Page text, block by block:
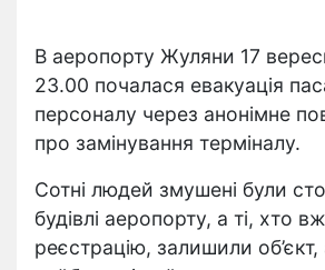
В аеропорту Жуляни 17
23.00 почалася евакуація
персоналу через анонімне
про замінування терміналу.
Сотні людей змушені були
будівлі аеропорту, а ті, хто
реєстрацію, залишили об’єкт,